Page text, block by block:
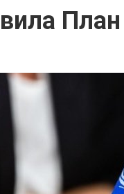
План